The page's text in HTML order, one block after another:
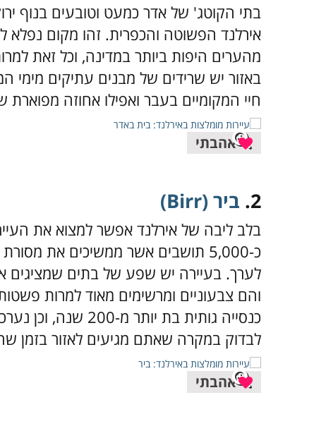
בתי הקוטג' של אדר כמעט וטובעים בנוף
אירלנד הפשוטה והכפרית. זהו מקום נפלא
חיי המקומיים בעבר ואפילו אחוזה
אהבתי
2. ביר (Birr)
בלב ליבה של אירלנד אפשר למצוא את
לערך. בעיירה יש שפע של בתים שמציגים
והם צבעוניים ומרשימים מאוד למרות
כנסייה גותית בת
לבדוק במקרה שאתם מגיעים לאזור בזמן
אהבתי